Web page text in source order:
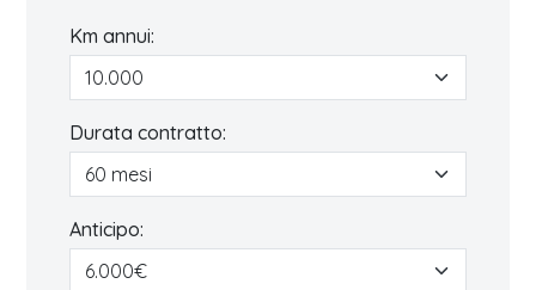
Km annui:
Durata contratto:
Anticipo: